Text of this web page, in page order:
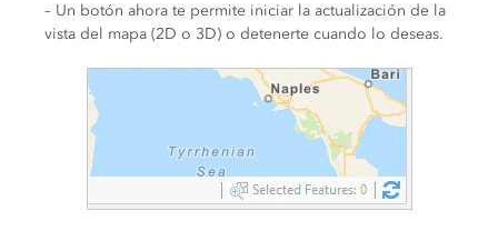
– Un botón ahora te permite iniciar la actualización de la
vista del mapa (2D o 3D) o detenerte cuando lo deseas.